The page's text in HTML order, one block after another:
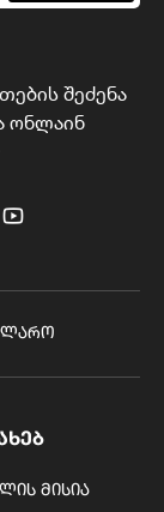
შეძენა
ონლაინ
მისია